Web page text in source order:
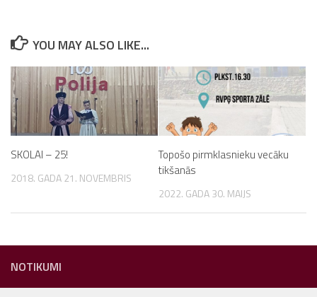
YOU MAY ALSO LIKE...
SKOLAI – 25!
2018. GADA 21. NOVEMBRIS
Topošo pirmklasnieku vecāku
tikšanās
2022. GADA 30. MAIJS
NOTIKUMI